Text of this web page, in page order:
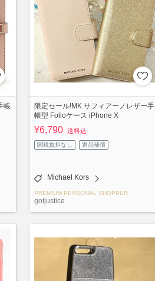
帳
限定セール!MK サフィアーノレザー手
帳型 Folioケース iPhone X
¥6,790 送料込
関税負担なし 返品補償
Michael Kors
PREMIUM PERSONAL SHOPPER
gotjustice